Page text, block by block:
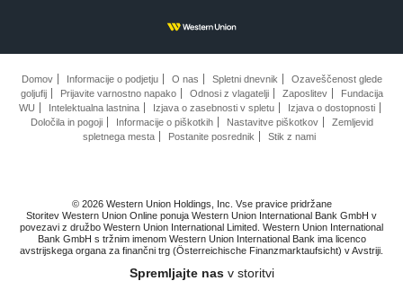
Domov Informacije o podjetju O nas Spletni dnevnik
Ozaveščenost glede
goljufij
Prijavite varnostno napako Odnosi z vlagatelji Zaposlitev
Fundacija
WU
Intelektualna lastnina Izjava o zasebnosti v spletu
Izjava o dostopnosti
Določila in pogoji
Informacije o piškotkih Nastavitve piškotkov
Zemljevid
spletnega mesta
Postanite posrednik Stik z nami
© 2026 Western Union Holdings, Inc. Vse pravice pridržane
Storitev Western Union Online ponuja Western Union International Bank GmbH v
povezavi z družbo Western Union International Limited. Western Union International
Bank GmbH s tržnim imenom Western Union International Bank ima licenco
avstrijskega organa za finančni trg (Österreichische Finanzmarktaufsicht) v Avstriji.
Spremljajte nasv storitvi